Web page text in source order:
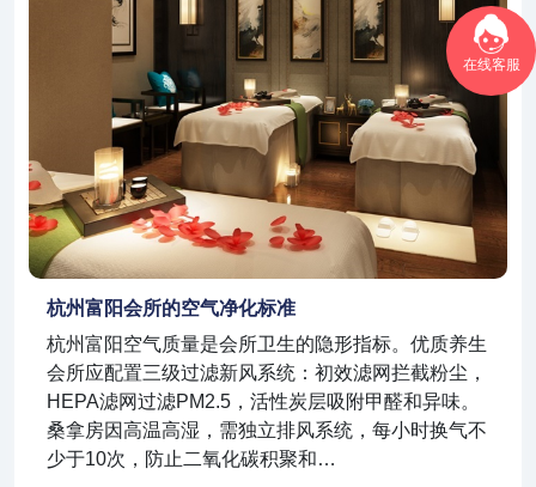
在线客服
杭州富阳会所的空气净化标准
杭州富阳空气质量是会所卫生的隐形指标。优质养生
会所应配置三级过滤新风系统：初效滤网拦截粉尘，
HEPA滤网过滤PM2.5，活性炭层吸附甲醛和异味。
桑拿房因高温高湿，需独立排风系统，每小时换气不
少于10次，防止二氧化碳积聚和…